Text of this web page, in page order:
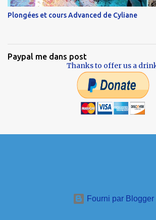
Plongées et cours Advanced de Cyliane
Paypal me dans post
Thanks to offer us a
Fourni par Blogger